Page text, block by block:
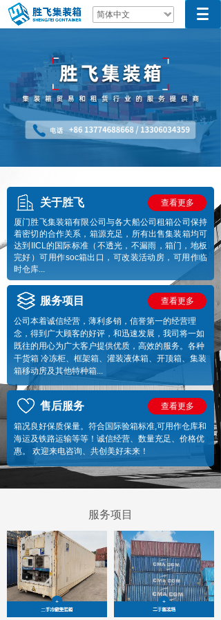
简体中文
关于胜飞
查看更多
厦门胜飞集装箱有限公司与各大船公司租箱公司保持
着密切的合作关系，箱源充足，所有出售集装箱均可
达到IICL的国际标准（不透光，不漏雨，箱门，地板
完好）可用作soc箱出口，可改装活动房，可用作临
时仓库...
公司本着诚信经营，薄利多销，信誉第一的经营理
念，得到广大顾客的好评，和迅速发展，我司将一如
既往的用心为广大客户提供优质，高效的服务。各种
干货箱 冷冻柜、框架箱、灌装液体箱、开顶箱、集装
箱移动房及其他特种箱...
服务项目 查看更多
箱况良好保质保量。符合国际验箱标准,可用作仓库和
海运及铁路运输等等！诚信经营、数量充足、价格优
惠。 欢迎来电咨询、共创美好未来！
售后服务 查看更多
服务项目